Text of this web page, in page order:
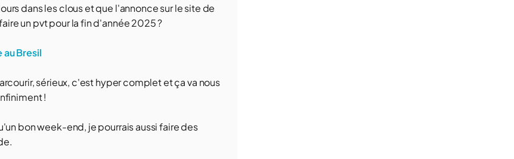
dans les clous et que l'annonce sur le site de
un pvt pour la fin d'année 2025 ?
au Bresil
sérieux, c'est hyper complet et ça va nous
!
bon week-end, je pourrais aussi faire des